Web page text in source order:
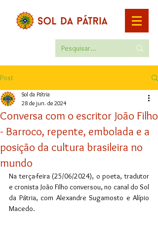
Post
Conversa com o escritor João Filho
- Barroco, repente, embolada e a
posição da cultura brasileira no
mundo
Sol da Pátria
28 de jun. de 2024
Na terça-feira (25/06/2024), o poeta, tradutor
e cronista João Filho conversou, no canal do Sol
da Pátria, com Alexandre Sugamosto e Alípio
Macedo.